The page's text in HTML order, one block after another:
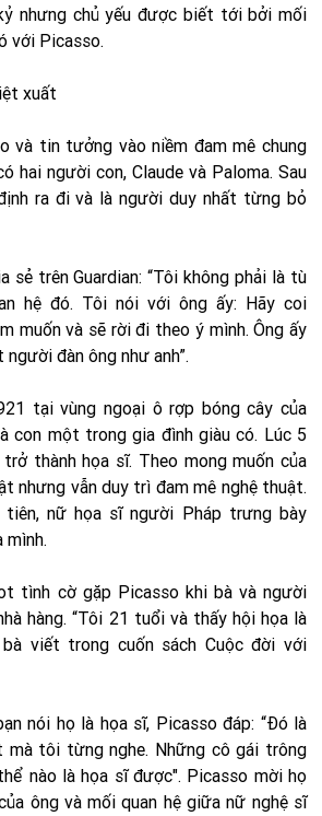
nhưng chủ yếu được biết tới bởi mối
với Picasso.
xuất
và tin tưởng vào niềm đam mê chung
hai người con, Claude và Paloma. Sau
ra đi và là người duy nhất từng bỏ
sẻ trên Guardian: “Tôi không phải là tù
hệ đó. Tôi nói với ông ấy: Hãy coi
muốn và sẽ rời đi theo ý mình. Ông ấy
đàn ông như anh”.
tại vùng ngoại ô rợp bóng cây của
con một trong gia đình giàu có. Lúc 5
thành họa sĩ. Theo mong muốn của
nhưng vẫn duy trì đam mê nghệ thuật.
tiên, nữ họa sĩ người Pháp trưng bày
mình.
tình cờ gặp Picasso khi bà và người
hàng. “Tôi 21 tuổi và thấy hội họa là
bà viết trong cuốn sách Cuộc đời với
nói họ là họa sĩ, Picasso đáp: “Đó là
mà tôi từng nghe. Những cô gái trông
nào là họa sĩ được". Picasso mời họ
ông và mối quan hệ giữa nữ nghệ sĩ